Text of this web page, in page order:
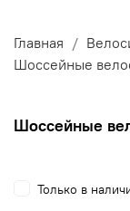
Главная
Шоссейные
Шоссейные
Только в